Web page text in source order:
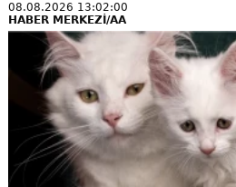
08.08.2026 13:02:00
HABER MERKEZİ/AA